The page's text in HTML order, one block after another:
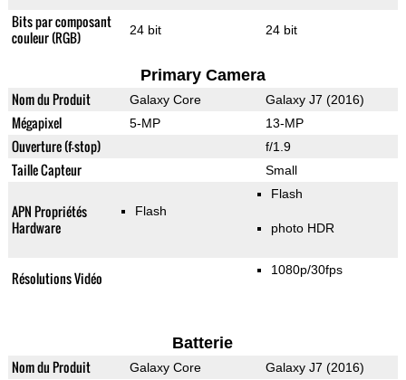
Bits par composant
couleur (RGB)
24 bit 24 bit
Primary Camera
Nom du Produit Galaxy Core Galaxy J7 (2016)
Mégapixel 5-MP 13-MP
Ouverture (f-stop) f/1.9
Taille Capteur Small
APN Propriétés
Hardware
Flash
Flash
photo HDR
Résolutions Vidéo 1080p/30fps
Batterie
Nom du Produit Galaxy Core Galaxy J7 (2016)